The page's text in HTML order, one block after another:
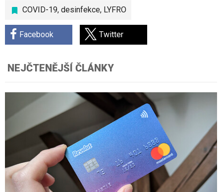
COVID-19, desinfekce, LYFRO
Facebook Twitter
NEJČTENĚJŠÍ ČLÁNKY